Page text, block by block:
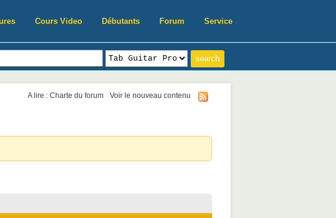
Cours Video Débutants Forum Service
A lire : Charte du forum Voir le nouveau contenu